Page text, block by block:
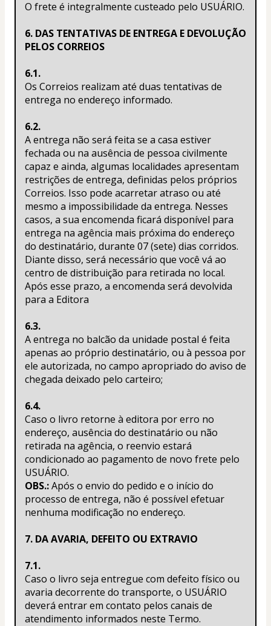
O frete é integralmente custeado pelo USUÁRIO.
6. DAS TENTATIVAS DE ENTREGA E DEVOLUÇÃO
PELOS CORREIOS
6.1.
Os Correios realizam até duas tentativas de
entrega no endereço informado.
6.2.
A entrega não será feita se a casa estiver
fechada ou na ausência de pessoa civilmente
capaz e ainda, algumas localidades apresentam
restrições de entrega, definidas pelos próprios
Correios. Isso pode acarretar atraso ou até
mesmo a impossibilidade da entrega. Nesses
casos, a sua encomenda ficará disponível para
entrega na agência mais próxima do endereço
do destinatário, durante 07 (sete) dias corridos.
Diante disso, será necessário que você vá ao
centro de distribuição para retirada no local.
Após esse prazo, a encomenda será devolvida
para a Editora
6.3.
A entrega no balcão da unidade postal é feita
apenas ao próprio destinatário, ou à pessoa por
ele autorizada, no campo apropriado do aviso de
chegada deixado pelo carteiro;
6.4.
Caso o livro retorne à editora por erro no
endereço, ausência do destinatário ou não
retirada na agência, o reenvio estará
condicionado ao pagamento de novo frete pelo
USUÁRIO.
OBS.: Após o envio do pedido e o início do
processo de entrega, não é possível efetuar
nenhuma modificação no endereço.
7. DA AVARIA, DEFEITO OU EXTRAVIO
7.1.
Caso o livro seja entregue com defeito físico ou
avaria decorrente do transporte, o USUÁRIO
deverá entrar em contato pelos canais de
atendimento informados neste Termo.